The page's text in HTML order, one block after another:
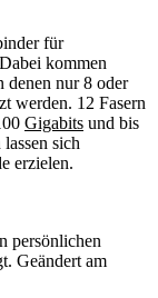
für
kommen
denen nur 8 oder
werden. 12 Fasern
Gigabits und bis
sich
erzielen.
persönlichen
Geändert am